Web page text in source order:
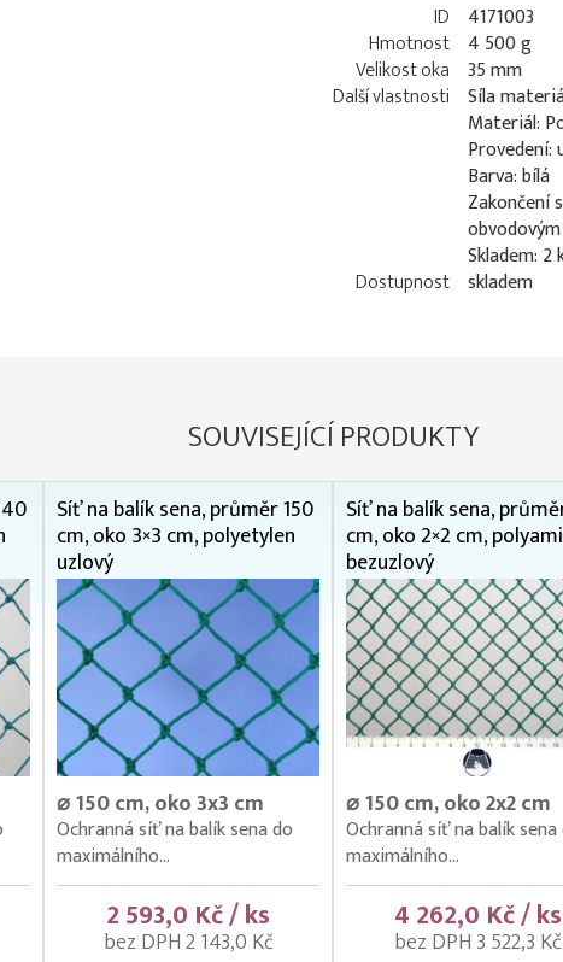
ID
4171003
Hmotnost 4 500 g
Velikost oka 35 mm
Další vlastnosti Síla
Materiál:
Provedení:
Barva: bílá
Zakončení
Skladem: 2
Dostupnost skladem
SOUVISEJÍCÍ PRODUKTY
Síť na balík sena, průměr 150
cm, oko 3×3 cm, polyetylen
uzlový
⌀ 150 cm, oko 3x3 cm
Ochranná síť na balík sena do
maximálního...
2 593,0 Kč / ks
bez DPH 2 143,0 Kč
Síť na balík sena,
cm, oko 2×2 cm,
bezuzlový
⌀ 150 cm, oko 2x2 cm
Ochranná síť na balík sena
maximálního...
4 262,0 Kč / ks
bez DPH 3 522,3 Kč